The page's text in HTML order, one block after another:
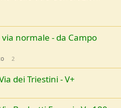
via normale - da Campo
2
dei Triestini - V+